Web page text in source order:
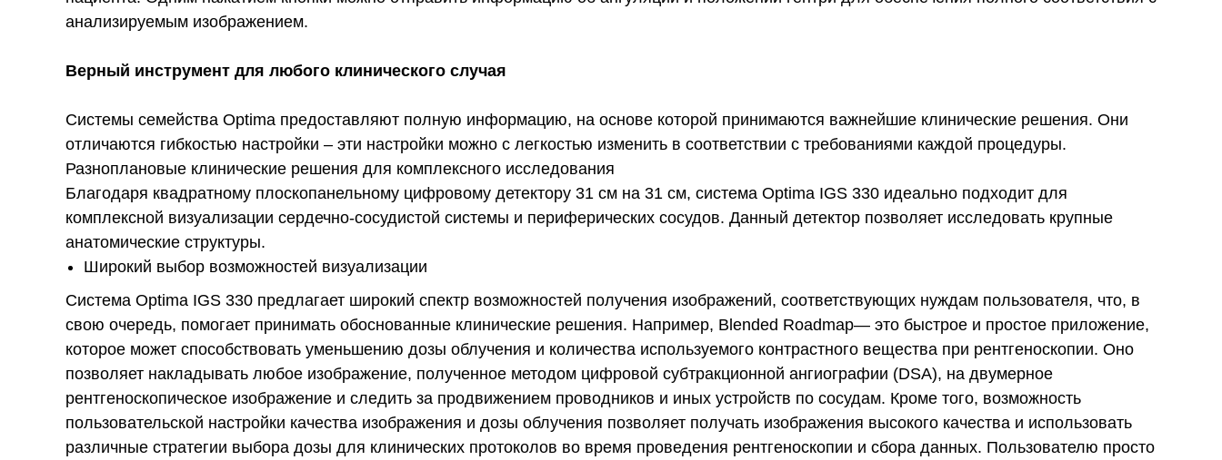
анализируемым изображением.
Верный инструмент для любого клинического случая
Системы семейства Optima предоставляют полную информацию, на основе которой принимаются важнейшие клинические решения. Они
отличаются гибкостью настройки – эти настройки можно с легкостью изменить в соответствии с требованиями каждой процедуры.
Разноплановые клинические решения для комплексного исследования
Благодаря квадратному плоскопанельному цифровому детектору 31 см на 31 см, система Optima IGS 330 идеально подходит для
комплексной визуализации сердечно-сосудистой системы и периферических сосудов. Данный детектор позволяет исследовать крупные
анатомические структуры.
Широкий выбор возможностей визуализации
Система Optima IGS 330 предлагает широкий спектр возможностей получения изображений, соответствующих нуждам пользователя, что, в
свою очередь, помогает принимать обоснованные клинические решения. Например, Blended Roadmap— это быстрое и простое приложение,
которое может способствовать уменьшению дозы облучения и количества используемого контрастного вещества при рентгеноскопии. Оно
позволяет накладывать любое изображение, полученное методом цифровой субтракционной ангиографии (DSA), на двумерное
рентгеноскопическое изображение и следить за продвижением проводников и иных устройств по сосудам. Кроме того, возможность
пользовательской настройки качества изображения и дозы облучения позволяет получать изображения высокого качества и использовать
различные стратегии выбора дозы для клинических протоколов во время проведения рентгеноскопии и сбора данных. Пользователю просто